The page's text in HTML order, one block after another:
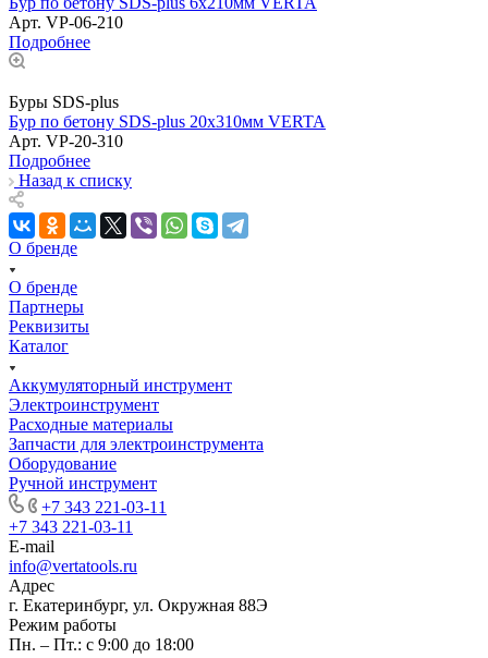
Арт. VP-06-210
Подробнее
Буры SDS-plus
Бур по бетону SDS-plus 20х310мм VERTA
Арт. VP-20-310
Подробнее
Назад к списку
О бренде
О бренде
Партнеры
Реквизиты
Каталог
Аккумуляторный инструмент
Электроинструмент
Расходные материалы
Запчасти для электроинструмента
Оборудование
Ручной инструмент
+7 343 221-03-11
+7 343 221-03-11
E-mail
info@vertatools.ru
Адрес
г. Екатеринбург, ул. Окружная 88Э
Режим работы
Пн. – Пт.: с 9:00 до 18:00